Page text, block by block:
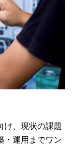
け、現状の課題
・運用までワン